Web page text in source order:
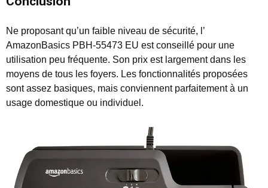
Ne proposant qu’un faible niveau de sécurité, l’
AmazonBasics PBH-55473 EU est conseillé pour une
utilisation peu fréquente. Son prix est largement dans les
moyens de tous les foyers. Les fonctionnalités proposées
sont assez basiques, mais conviennent parfaitement à un
usage domestique ou individuel.